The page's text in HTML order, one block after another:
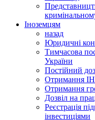
Іноземцям
назад
Юридичні
Тимчасова
України
Постійний
Отримання
Отримання
Дозвіл на
Реєстрація
інвестиціями